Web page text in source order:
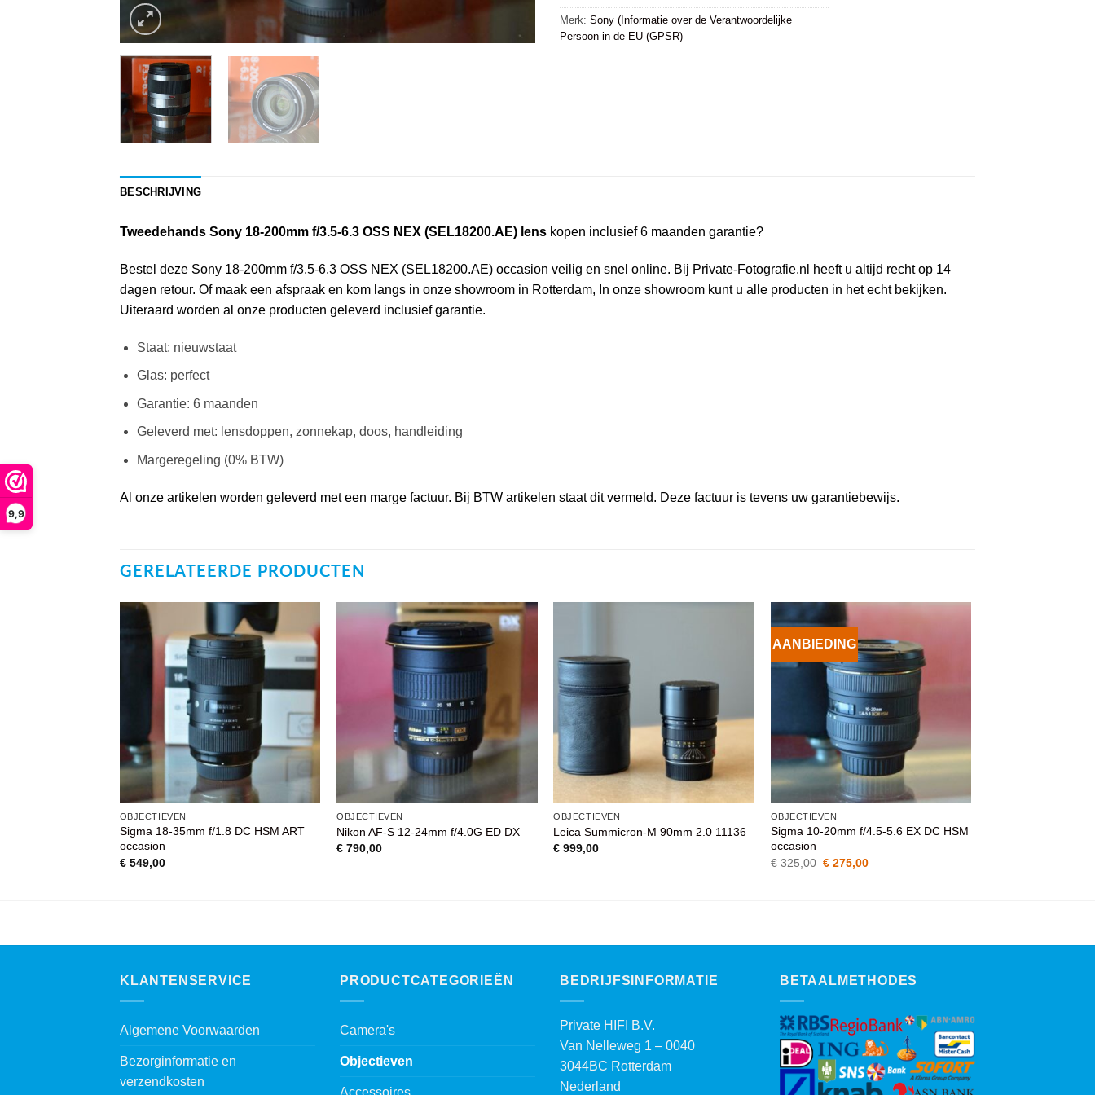
9,9
Merk: Sony (Informatie over de Verantwoordelijke
Persoon in de EU (GPSR)
BESCHRIJVING
Tweedehands Sony 18-200mm f/3.5-6.3 OSS NEX (SEL18200.AE) lens kopen inclusief 6 maanden garantie?
Bestel deze Sony 18-200mm f/3.5-6.3 OSS NEX (SEL18200.AE) occasion veilig en snel online. Bij Private-Fotografie.nl heeft u altijd recht op 14
dagen retour. Of maak een afspraak en kom langs in onze showroom in Rotterdam, In onze showroom kunt u alle producten in het echt bekijken.
Uiteraard worden al onze producten geleverd inclusief garantie.
Staat: nieuwstaat
Glas: perfect
Garantie: 6 maanden
Geleverd met: lensdoppen, zonnekap, doos, handleiding
Margeregeling (0% BTW)
Al onze artikelen worden geleverd met een marge factuur. Bij BTW artikelen staat dit vermeld. Deze factuur is tevens uw garantiebewijs.
GERELATEERDE PRODUCTEN
VOEG TOE
AAN
OBJECTIEVEN
Sigma 18-35mm f/1.8 DC HSM ART
occasion
€549,00
WENSENLIJST
OBJECTIEVEN
Nikon AF-S 12-24mm f/4.0G ED DX
€ 790,00
OBJECTIEVEN
Leica Summicron-M 90mm 2.0 11136
€ 999,00
AANBIEDING
VOEG TOE
AAN
WENSENLIJST
OBJECTIEVEN
Sigma 10-20mm f/4.5-5.6 EX DC HSM
occasion
€325,00 Oorspronkelijke
€275,00Huidige
KLANTENSERVICE
Algemene Voorwaarden
Bezorginformatie en
verzendkosten
PRODUCTCATEGORIEËN
Camera's
Objectieven
Accessoires
BEDRIJFSINFORMATIE
Private HIFI B.V.
Van Nelleweg 1 – 0040
3044BC Rotterdam
Nederland
BETAALMETHODES